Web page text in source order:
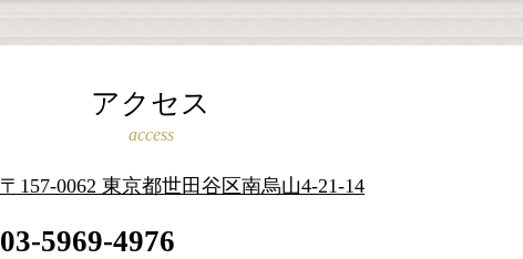
アクセス
access
〒157-0062 東京都世田谷区南烏山4-21-14
03-5969-4976